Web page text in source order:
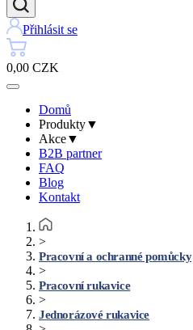
Přihlásit se
0,00 CZK
Domů
Produkty▼
Akce▼
B2B partner
FAQ
Blog
Kontakt
>
Pracovní a ochranné pomůcky
>
Pracovní rukavice
>
Jednorázové rukavice